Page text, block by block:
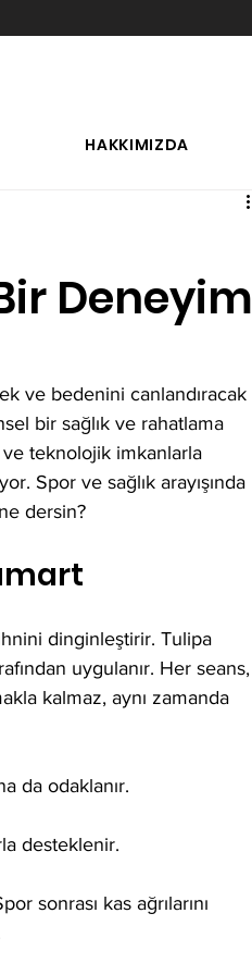
HAKKIMIZDA
Deneyim
ve bedenini canlandıracak
bir sağlık ve rahatlama
teknolojik imkanlarla
Spor ve sağlık arayışında
dersin?
dinginleştirir. Tulipa
uygulanır. Her seans,
kalmaz, aynı zamanda
da odaklanır.
desteklenir.
sonrası kas ağrılarını